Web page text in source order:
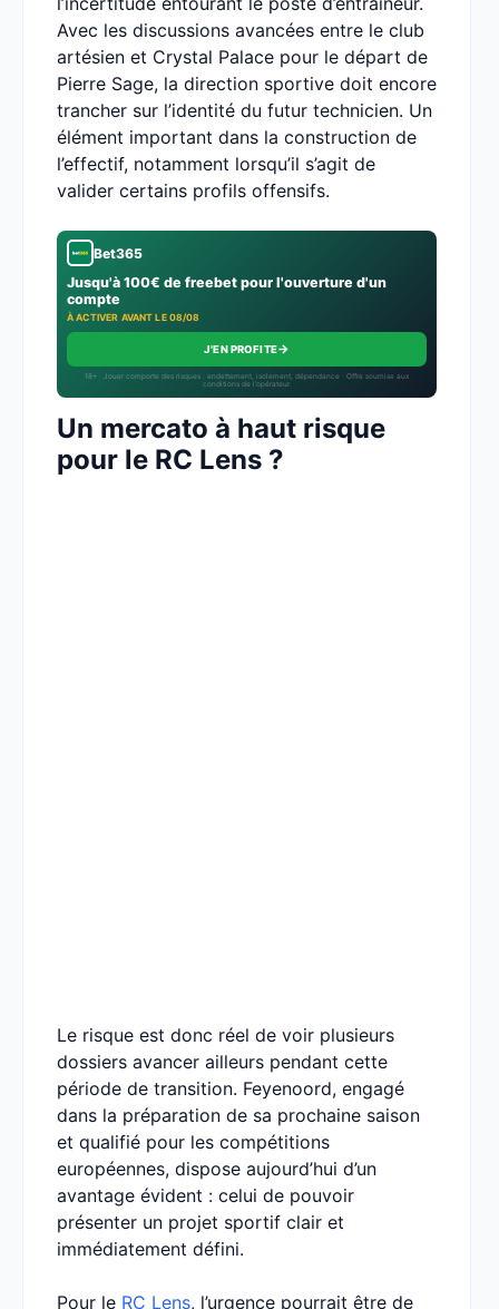
Avec les discussions avancées entre le club
artésien et Crystal Palace pour le départ de
Pierre Sage, la direction sportive doit encore
trancher sur l’identité du futur technicien. Un
élément important dans la construction de
l’effectif, notamment lorsqu’il s’agit de
valider certains profils offensifs.
Bet365
Jusqu'à 100€ de freebet pour l'ouverture d'un
compte
À ACTIVER AVANT LE 08/08
J'EN PROFITE→
18+ · Jouer comporte des risques : endettement, isolement, dépendance · Offre soumise aux
conditions de l’opérateur.
Un mercato à haut risque
pour le RC Lens ?
Le risque est donc réel de voir plusieurs
dossiers avancer ailleurs pendant cette
période de transition. Feyenoord, engagé
dans la préparation de sa prochaine saison
et qualifié pour les compétitions
européennes, dispose aujourd’hui d’un
avantage évident : celui de pouvoir
présenter un projet sportif clair et
immédiatement défini.
Pour le RC Lens, l’urgence pourrait être de